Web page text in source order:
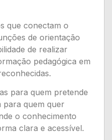
que conectam o
de orientação
de realizar
pedagógica em
para quem pretende
para quem quer
o conhecimento
clara e acessível.